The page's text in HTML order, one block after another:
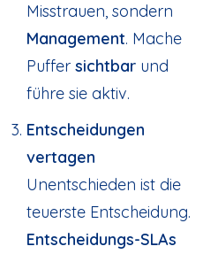
Misstrauen, sondern
Management. Mache
Puffer sichtbar und
führe sie aktiv.
Entscheidungen
vertagen
Unentschieden ist die
teuerste Entscheidung.
Entscheidungs-SLAs